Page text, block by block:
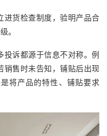
进货检查制度，验明产品合
。
投诉都源于信息不对称。例
销售时未告知，铺贴后出现
将产品的特性、铺贴要求